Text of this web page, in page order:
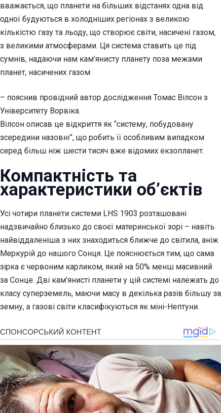
вважається, що планети на більших відстанях одна від
одної будуються в холодніших регіонах з великою
кількістю газу та льоду, що створює світи, насичені газом,
з великими атмосферами. Ця система ставить це під
сумнів, надаючи нам кам’янисту планету поза межами
планет, насичених газом
– пояснив провідний автор дослідження Томас Вілсон з
Університету Ворвіка.
Вілсон описав це відкриття як “систему, побудовану
зсередини назовні”, що робить її особливим випадком
серед більш ніж шести тисяч вже відомих екзопланет.
Компактність та
характеристики об’єктів
Усі чотири планети системи LHS 1903 розташовані
надзвичайно близько до своєї материнської зорі – навіть
найвіддаленіша з них знаходиться ближче до світила, аніж
Меркурій до нашого Сонця. Це пояснюється тим, що сама
зірка є червоним карликом, який на 50% менш масивний
за Сонце. Дві кам’янисті планети у цій системі належать до
класу суперземель, маючи масу в декілька разів більшу за
земну, а газові світи класифікуються як міні-Нептуни.